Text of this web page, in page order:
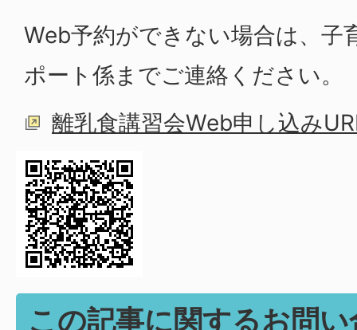
Web予約ができない場合は、子
ポート係までご連絡ください。
離乳食講習会Web申し込み
この記事に関するお問